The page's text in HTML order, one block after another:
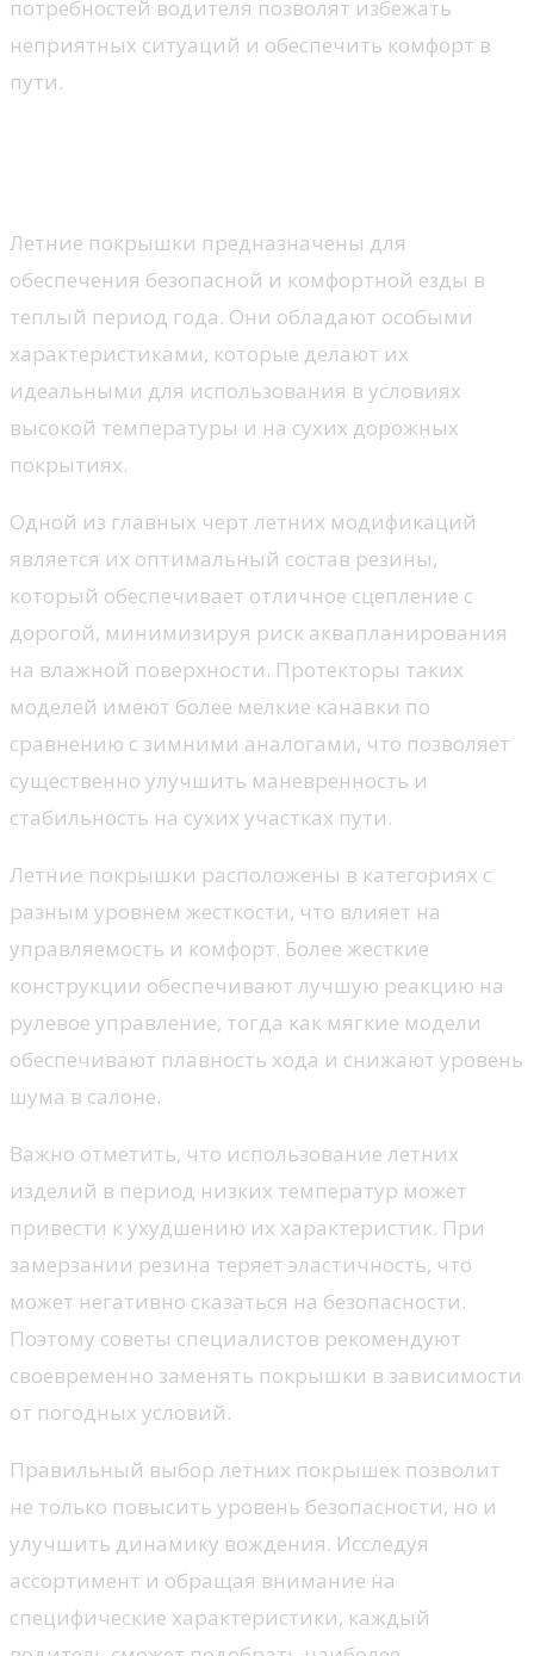
потребностей водителя позволят избежать
неприятных ситуаций и обеспечить комфорт в
пути.
Летние покрышки предназначены для
обеспечения безопасной и комфортной езды в
теплый период года. Они обладают особыми
характеристиками, которые делают их
идеальными для использования в условиях
высокой температуры и на сухих дорожных
покрытиях.
Одной из главных черт летних модификаций
является их оптимальный состав резины,
который обеспечивает отличное сцепление с
дорогой, минимизируя риск аквапланирования
на влажной поверхности. Протекторы таких
моделей имеют более мелкие канавки по
сравнению с зимними аналогами, что позволяет
существенно улучшить маневренность и
стабильность на сухих участках пути.
Летние покрышки расположены в категориях с
разным уровнем жесткости, что влияет на
управляемость и комфорт. Более жесткие
конструкции обеспечивают лучшую реакцию на
рулевое управление, тогда как мягкие модели
обеспечивают плавность хода и снижают уровень
шума в салоне.
Важно отметить, что использование летних
изделий в период низких температур может
привести к ухудшению их характеристик. При
замерзании резина теряет эластичность, что
может негативно сказаться на безопасности.
Поэтому советы специалистов рекомендуют
своевременно заменять покрышки в зависимости
от погодных условий.
Правильный выбор летних покрышек позволит
не только повысить уровень безопасности, но и
улучшить динамику вождения. Исследуя
ассортимент и обращая внимание на
специфические характеристики, каждый